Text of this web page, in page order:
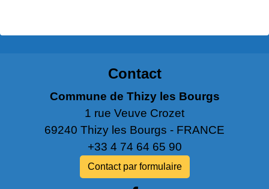
Contact
Commune de Thizy les Bourgs
1 rue Veuve Crozet
69240 Thizy les Bourgs - FRANCE
+33 4 74 64 65 90
Contact par formulaire